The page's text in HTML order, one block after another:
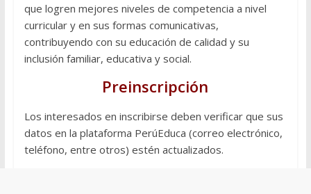
que logren mejores niveles de competencia a nivel
curricular y en sus formas comunicativas,
contribuyendo con su educación de calidad y su
inclusión familiar, educativa y social.
Preinscripción
Los interesados en inscribirse deben verificar que sus
datos en la plataforma PerúEduca (correo electrónico,
teléfono, entre otros) estén actualizados.